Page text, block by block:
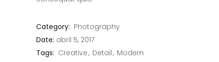
Category: Photography
Date: abril 5, 2017
Tags: Creative Detail Modern